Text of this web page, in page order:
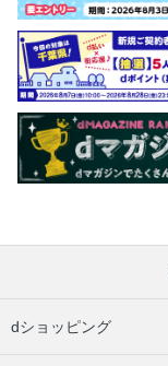
dショッピング